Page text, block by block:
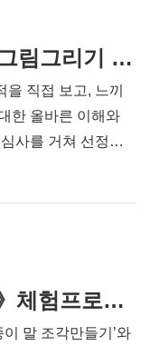
제18회 초등학생 문화재 그림그리기 대회 개최 및 공지사항
직접 보고, 느끼
한 올바른 이해와
사를 거쳐 선정된
별 전시됩니다.
《나만의 말 조각 만들기》체험프로그램
이 말 조각만들기’와